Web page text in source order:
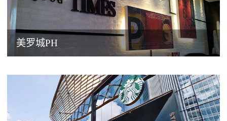
美罗城PH